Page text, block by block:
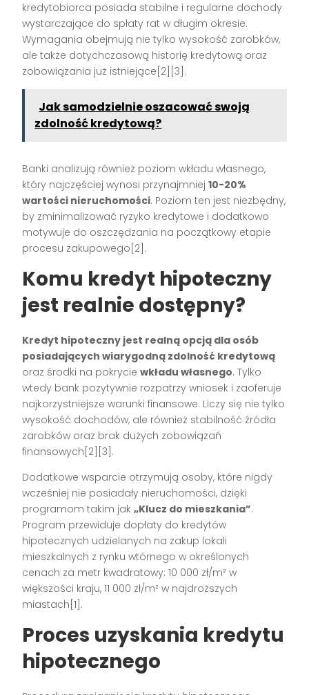
kredytobiorca posiada stabilne i regularne dochody
wystarczające do spłaty rat w długim okresie.
Wymagania obejmują nie tylko wysokość zarobków,
ale także dotychczasową historię kredytową oraz
zobowiązania już istniejące[2][3].
Jak samodzielnie oszacować swoją
zdolność kredytową?
Banki analizują również poziom wkładu własnego,
który najczęściej wynosi przynajmniej10-20%
wartości nieruchomości. Poziom ten jest niezbędny,
by zminimalizować ryzyko kredytowe i dodatkowo
motywuje do oszczędzania na początkowy etapie
procesu zakupowego[2].
Komu kredyt hipoteczny
jest realnie dostępny?
Kredyt hipoteczny jest realną opcją dla osób
posiadających wiarygodną zdolność kredytową
oraz środki na pokryciewkładu własnego. Tylko
wtedy bank pozytywnie rozpatrzy wniosek i zaoferuje
najkorzystniejsze warunki finansowe. Liczy się nie tylko
wysokość dochodów, ale również stabilność źródła
zarobków oraz brak dużych zobowiązań
finansowych[2][3].
Dodatkowe wsparcie otrzymują osoby, które nigdy
wcześniej nie posiadały nieruchomości, dzięki
programom takim jak„Klucz do mieszkania”.
Program przewiduje dopłaty do kredytów
hipotecznych udzielanych na zakup lokali
mieszkalnych z rynku wtórnego w określonych
cenach za metr kwadratowy: 10 000 zł/m² w
większości kraju, 11 000 zł/m² w najdroższych
miastach[1].
Proces uzyskania kredytu
hipotecznego